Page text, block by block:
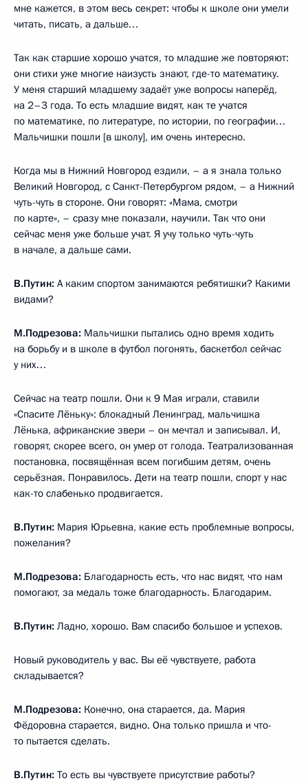
мне кажется, в этом весь секрет: чтобы к школе они умели
читать, писать, а дальше…
Так как старшие хорошо учатся, то младшие же повторяют:
они стихи уже многие наизусть знают, где-то математику.
У меня старший младшему задаёт уже вопросы наперёд,
на 2–3 года. То есть младшие видят, как те учатся
по математике, по литературе, по истории, по географии…
Мальчишки пошли [в школу], им очень интересно.
Когда мы в Нижний Новгород ездили, – а я знала только
Великий Новгород, с Санкт-Петербургом рядом, – а Нижний
чуть-чуть в стороне. Они говорят: «Мама, смотри
по карте», – сразу мне показали, научили. Так что они
сейчас меня уже больше учат. Я учу только чуть-чуть
в начале, а дальше сами.
В.Путин: А каким спортом занимаются ребятишки? Какими
видами?
М.Подрезова: Мальчишки пытались одно время ходить
на борьбу и в школе в футбол погонять, баскетбол сейчас
у них…
Сейчас на театр пошли. Они к 9 Мая играли, ставили
«Спасите Лёньку»: блокадный Ленинград, мальчишка
Лёнька, африканские звери – он мечтал и записывал. И,
говорят, скорее всего, он умер от голода. Театрализованная
постановка, посвящённая всем погибшим детям, очень
серьёзная. Понравилось. Дети на театр пошли, спорт у нас
как-то слабенько продвигается.
В.Путин: Мария Юрьевна, какие есть проблемные вопросы,
пожелания?
М.Подрезова: Благодарность есть, что нас видят, что нам
помогают, за медаль тоже благодарность. Благодарим.
В.Путин: Ладно, хорошо. Вам спасибо большое и успехов.
Новый руководитель у вас. Вы её чувствуете, работа
складывается?
М.Подрезова: Конечно, она старается, да. Мария
Фёдоровна старается, видно. Она только пришла и что-
то пытается сделать.
В.Путин: То есть вы чувствуете присутствие работы?